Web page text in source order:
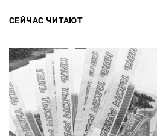
СЕЙЧАС ЧИТАЮТ